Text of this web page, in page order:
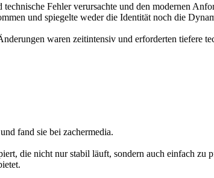
Fehler verursachte und den modernen
und spiegelte weder die Identität noch die
waren zeitintensiv und erforderten tiefere
fand sie bei zachermedia.
die nicht nur stabil läuft, sondern auch einfach